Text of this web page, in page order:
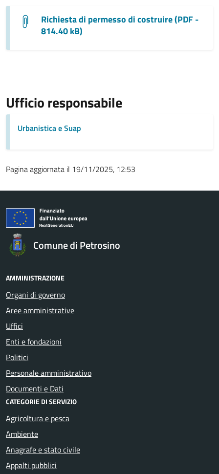
Richiesta di permesso di costruire (PDF -
814.40 kB)
Ufficio responsabile
Urbanistica e Suap
Pagina aggiornata il 19/11/2025, 12:53
Comune di Petrosino
AMMINISTRAZIONE
Organi di governo
Aree amministrative
Uffici
Enti e fondazioni
Politici
Personale amministrativo
Documenti e Dati
CATEGORIE DI SERVIZIO
Agricoltura e pesca
Ambiente
Anagrafe e stato civile
Appalti pubblici